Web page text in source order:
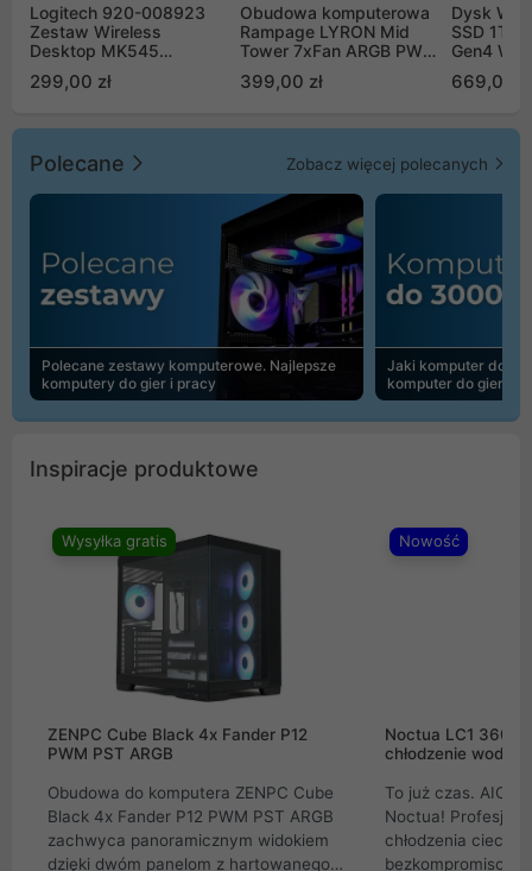
Logitech 920-008923
Zestaw Wireless
Desktop MK545
299,00 zł
Obudowa komputerowa
Rampage LYRON Mid
Tower 7xFan ARGB PWM
399,00 zł
Dysk WD
SSD 1TB
Gen4
669,00
Polecane Zobacz więcej polecanych
Polecane zestawy komputerowe. Najlepsze
komputery do gier i pracy
Jaki komputer do
komputer do gier |
Inspiracje produktowe
Wysyłka gratis
ZENPC Cube Black 4x Fander P12
PWM PST ARGB
Obudowa do komputera ZENPC Cube
Black 4x Fander P12 PWM PST ARGB
zachwyca panoramicznym widokiem
dzięki dwóm panelom z hartowanego
Nowość
Noctua LC1
chłodzenie wodne
To już czas. AIO
Noctua!
chłodzenia cieczą